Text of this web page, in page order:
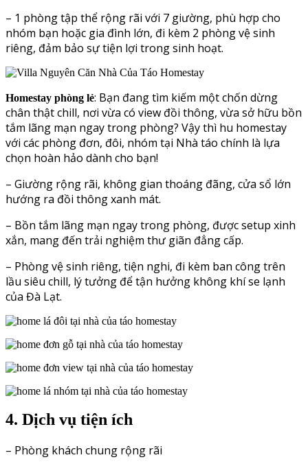
– 1 phòng tập thể rộng rãi với 7 giường, phù hợp cho
nhóm bạn hoặc gia đình lớn, đi kèm 2 phòng vệ sinh
riêng, đảm bảo sự tiện lợi trong sinh hoạt.
Homestay phòng lẻ: Bạn đang tìm kiếm một chốn dừng
chân thật chill, nơi vừa có view đồi thông, vừa sở hữu bồn
tắm lãng mạn ngay trong phòng? Vậy thì hu homestay
với các phòng đơn, đôi, nhóm tại Nhà táo chính là lựa
chọn hoàn hảo dành cho bạn!
– Giường rộng rãi, không gian thoáng đãng, cửa sổ lớn
hướng ra đồi thông xanh mát.
– Bồn tắm lãng mạn ngay trong phòng, được setup xinh
xắn, mang đến trải nghiệm thư giãn đẳng cấp.
– Phòng vệ sinh riêng, tiện nghi, đi kèm ban công trên
lầu siêu chill, lý tưởng để tận hưởng không khí se lạnh
của Đà Lạt.
4. Dịch vụ tiện ích
– Phòng khách chung rộng rãi